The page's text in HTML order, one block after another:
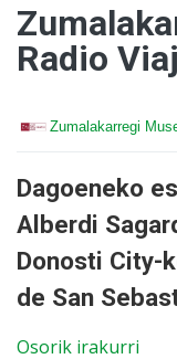
Radio
Zumalakarregi
Dagoeneko
Alberdi
Donosti City-
de San
Osorik irakurri